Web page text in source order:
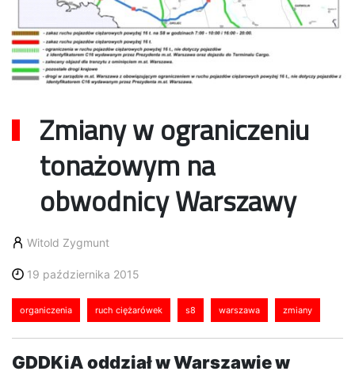
Zmiany w ograniczeniu
tonażowym na
obwodnicy Warszawy
Witold Zygmunt
19 października 2015
organiczenia ruch ciężarówek s8 warszawa zmiany
GDDKiA oddział w Warszawie w